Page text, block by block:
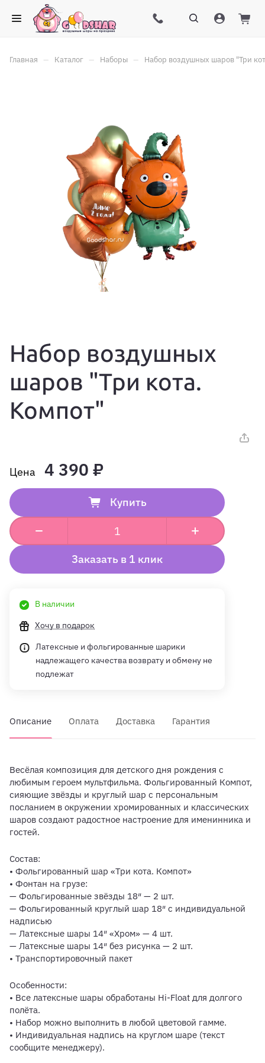
Главная – Каталог – Наборы – Набор воздушных шаров "Три
Набор воздушных
шаров "Три кота.
Компот"
4 390 ₽
Купить
Заказать в 1 клик
В наличии
Хочу в подарок
Латексные и фольгированные шарики
надлежащего качества возврату и обмену не
подлежат
Описание Оплата Доставка Гарантия
Весёлая композиция для детского дня рождения с
любимым героем мультфильма. Фольгированный Компот,
сияющие звёзды и круглый шар с персональным
посланием в окружении хромированных и классических
шаров создают радостное настроение для именинника и
гостей.
Состав:
• Фольгированный шар «Три кота. Компот»
• Фонтан на грузе:
— Фольгированные звёзды 18″ — 2 шт.
— Фольгированный круглый шар 18″ с индивидуальной
надписью
— Латексные шары 14″ «Хром» — 4 шт.
— Латексные шары 14″ без рисунка — 2 шт.
• Транспортировочный пакет
Особенности:
• Все латексные шары обработаны Hi-Float для долгого
полёта.
• Набор можно выполнить в любой цветовой гамме.
• Индивидуальная надпись на круглом шаре (текст
сообщите менеджеру).